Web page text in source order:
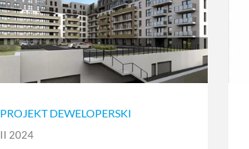
PROJEKT DEWELOPERSKI
II 2024